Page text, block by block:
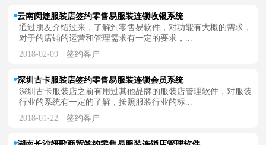
云南闵婕服装店签约零售易服装连锁收银系统
通过朋友介绍过来，了解到零售易软件，对功能有大概的需求，
对于的店铺的运营和管理需求有一定的要求，...
2018-02-09 签约客户
深圳古卡服装店签约零售易服装连锁会员系统
深圳古卡服装店之前有用过其他品牌的服装店管理软件，对服装
行业的系统有一定的了解，按照服装行业的标...
2018-01-22 签约客户